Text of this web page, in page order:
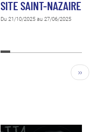
SITE SAINT-NAZAIRE
Du 21/10/2025 au 27/06/2025
››